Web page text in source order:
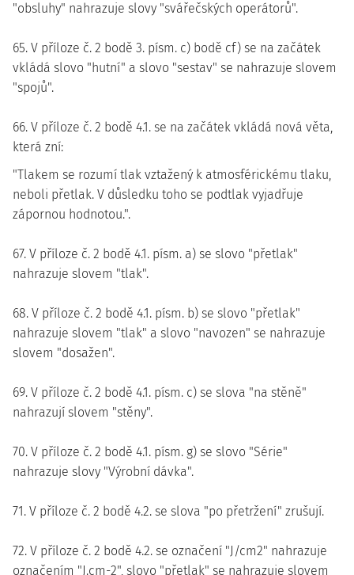
"obsluhy" nahrazuje slovy "svářečských operátorů".
65. V příloze č. 2 bodě 3. písm. c) bodě cf) se na začátek
vkládá slovo "hutní" a slovo "sestav" se nahrazuje slovem
"spojů".
66. V příloze č. 2 bodě 4.1. se na začátek vkládá nová věta,
která zní:
"Tlakem se rozumí tlak vztažený k atmosférickému tlaku,
neboli přetlak. V důsledku toho se podtlak vyjadřuje
zápornou hodnotou.".
67. V příloze č. 2 bodě 4.1. písm. a) se slovo "přetlak"
nahrazuje slovem "tlak".
68. V příloze č. 2 bodě 4.1. písm. b) se slovo "přetlak"
nahrazuje slovem "tlak" a slovo "navozen" se nahrazuje
slovem "dosažen".
69. V příloze č. 2 bodě 4.1. písm. c) se slova "na stěně"
nahrazují slovem "stěny".
70. V příloze č. 2 bodě 4.1. písm. g) se slovo "Série"
nahrazuje slovy "Výrobní dávka".
71. V příloze č. 2 bodě 4.2. se slova "po přetržení" zrušují.
72. V příloze č. 2 bodě 4.2. se označení "J/cm2" nahrazuje
označením "J.cm-2", slovo "přetlak" se nahrazuje slovem